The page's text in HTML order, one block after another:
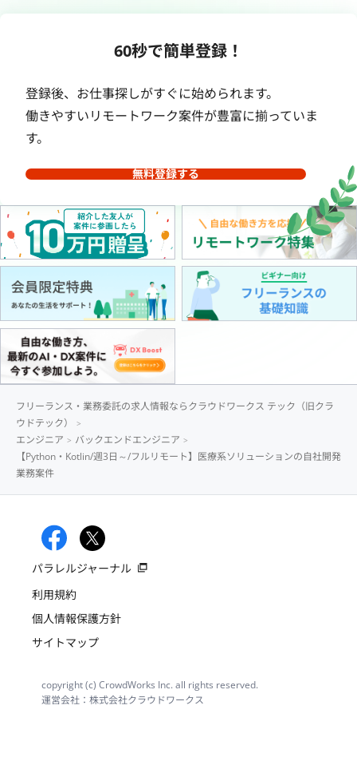
60秒で簡単登録！
登録後、お仕事探しがすぐに始められます。
働きやすいリモートワーク案件が豊富に揃っていま
す。
無料登録する
フリーランス・業務委託の求人情報ならクラウドワークス テック（旧クラ
ウドテック）
エンジニア
バックエンドエンジニア
【Python・Kotlin/週3日～/フルリモート】医療系ソリューションの自社開発
業務案件
パラレルジャーナル
利用規約
個人情報保護方針
サイトマップ
copyright (c) CrowdWorks Inc. all rights reserved.
運営会社：株式会社クラウドワークス